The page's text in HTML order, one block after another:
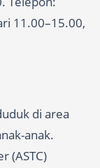
11.00–15.00,
di area
anak.
(ASTC)